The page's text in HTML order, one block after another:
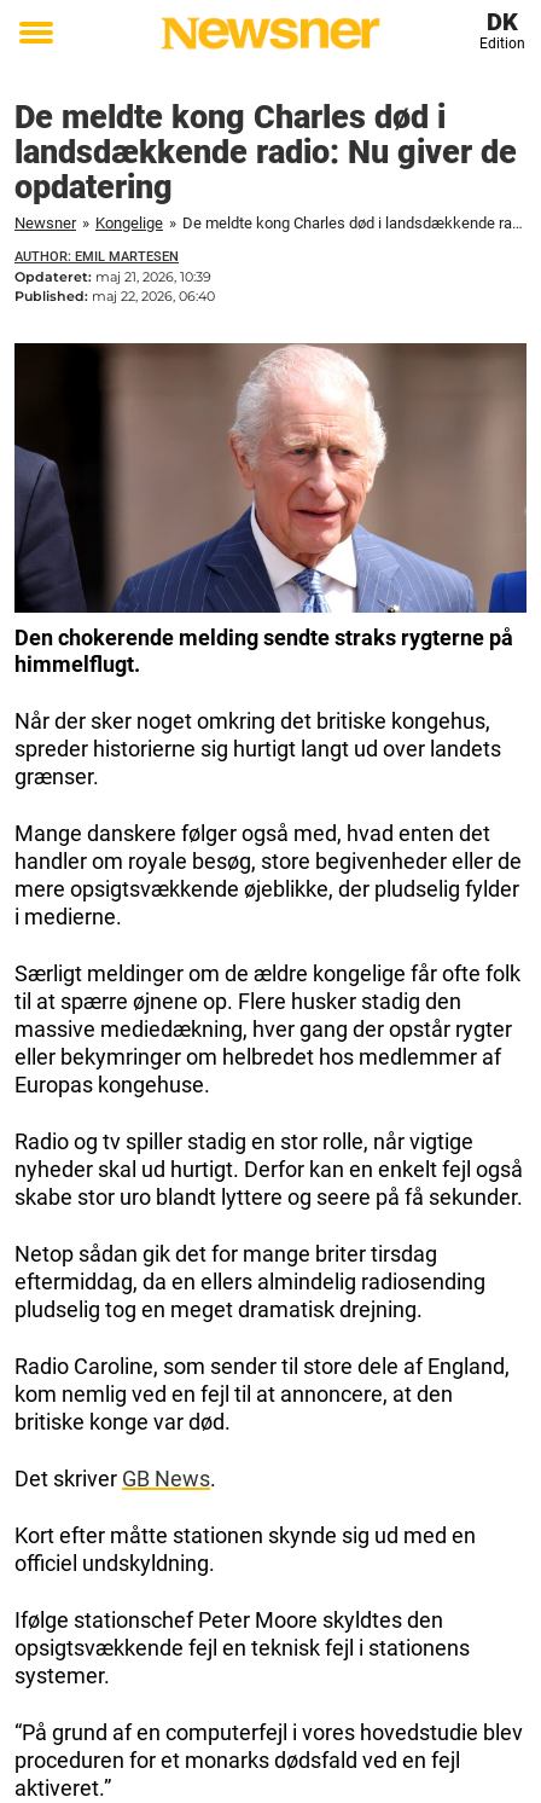
Toggle
DK
Edition
De meldte kong Charles død i
landsdækkende radio: Nu giver de
opdatering
Newsner » Kongelige » De meldte kong Charles død i landsdækkende radio: Nu giver de opdatering
AUTHOR: EMIL MARTESEN
Opdateret: maj 21, 2026, 10:39
Published: maj 22, 2026, 06:40
Den chokerende melding sendte straks rygterne på
himmelflugt.
Når der sker noget omkring det britiske kongehus,
spreder historierne sig hurtigt langt ud over landets
grænser.
Mange danskere følger også med, hvad enten det
handler om royale besøg, store begivenheder eller de
mere opsigtsvækkende øjeblikke, der pludselig fylder
i medierne.
Særligt meldinger om de ældre kongelige får ofte folk
til at spærre øjnene op. Flere husker stadig den
massive mediedækning, hver gang der opstår rygter
eller bekymringer om helbredet hos medlemmer af
Europas kongehuse.
Radio og tv spiller stadig en stor rolle, når vigtige
nyheder skal ud hurtigt. Derfor kan en enkelt fejl også
skabe stor uro blandt lyttere og seere på få sekunder.
Netop sådan gik det for mange briter tirsdag
eftermiddag, da en ellers almindelig radiosending
pludselig tog en meget dramatisk drejning.
Radio Caroline, som sender til store dele af England,
kom nemlig ved en fejl til at annoncere, at den
britiske konge var død.
Det skriver GB News.
Kort efter måtte stationen skynde sig ud med en
officiel undskyldning.
Ifølge stationschef Peter Moore skyldtes den
opsigtsvækkende fejl en teknisk fejl i stationens
systemer.
“På grund af en computerfejl i vores hovedstudie blev
proceduren for et monarks dødsfald ved en fejl
aktiveret.”